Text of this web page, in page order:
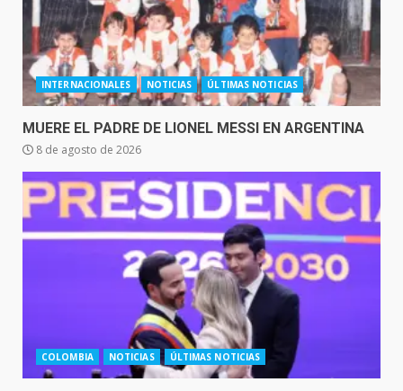
INTERNACIONALES NOTICIAS ÚLTIMAS NOTICIAS
MUERE EL PADRE DE LIONEL MESSI EN ARGENTINA
8 de agosto de 2026
COLOMBIA NOTICIAS ÚLTIMAS NOTICIAS